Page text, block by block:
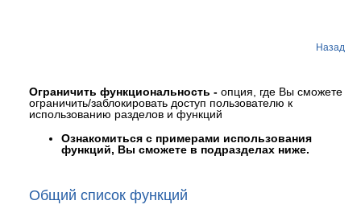
Назад
Ограничить функциональность - опция, где Вы сможете
ограничить/заблокировать доступ пользователю к
использованию разделов и функций
Ознакомиться с примерами использования
функций, Вы сможете в подразделах ниже.
Общий список функций